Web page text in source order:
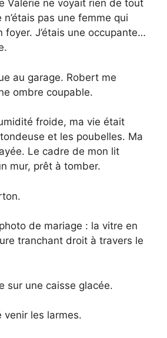
Valérie ne voyait rien de tout
pas une femme qui
foyer. J’étais une occupante…
au garage. Robert me
ombre coupable.
froide, ma vie était
et les poubelles. Ma
Le cadre de mon lit
mur, prêt à tomber.
de mariage : la vitre en
tranchant droit à travers le
sur une caisse glacée.
venir les larmes.